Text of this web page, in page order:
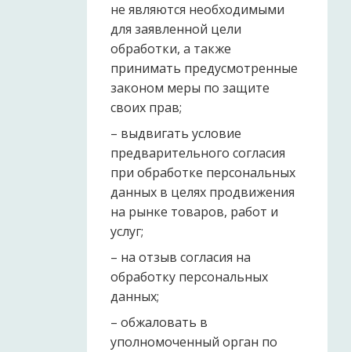
не являются необходимыми
для заявленной цели
обработки, а также
принимать предусмотренные
законом меры по защите
своих прав;
– выдвигать условие
предварительного согласия
при обработке персональных
данных в целях продвижения
на рынке товаров, работ и
услуг;
– на отзыв согласия на
обработку персональных
данных;
– обжаловать в
уполномоченный орган по